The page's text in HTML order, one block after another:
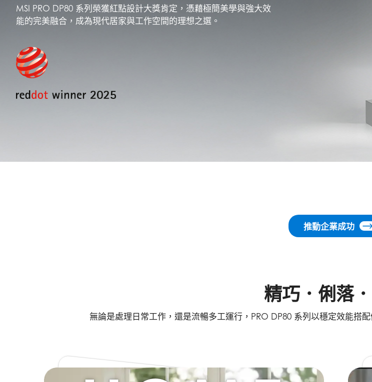
MSI PRO DP80 系列榮獲紅點設計大獎肯定，憑藉極簡美學與強大效
能的完美融合，成為現代居家與工作空間的理想之選。
推動企業成功
精巧．俐落
無論是處理日常工作，還是流暢多工運行，PRO DP80 系列以穩定效能搭